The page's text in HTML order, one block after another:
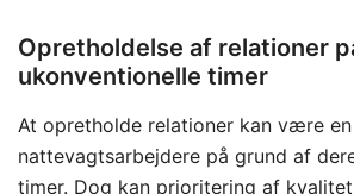
Opretholdelse af relationer
ukonventionelle timer
At opretholde relationer kan være
nattevagtsarbejdere på grund af
timer. Dog kan prioritering af